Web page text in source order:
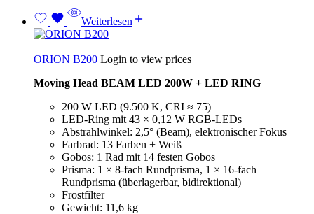
Weiterlesen
ORION B200 Login to view prices
Moving Head BEAM LED 200W + LED RING
200 W LED (9.500 K, CRI ≈ 75)
LED-Ring mit 43 × 0,12 W RGB-LEDs
Abstrahlwinkel: 2,5° (Beam), elektronischer Fokus
Farbrad: 13 Farben + Weiß
Gobos: 1 Rad mit 14 festen Gobos
Prisma: 1 × 8-fach Rundprisma, 1 × 16-fach
Rundprisma (überlagerbar, bidirektional)
Frostfilter
Gewicht: 11,6 kg